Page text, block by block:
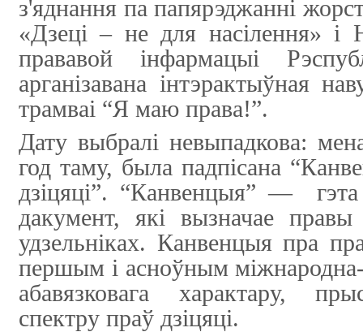
з'яднання па папярэджанні
«Дзеці – не для насілення» і
прававой інфармацыі
арганізавана інтэрактыўная
трамваі “Я маю права!”.
Дату выбралі невыпадкова:
год таму, была падпісана
дзіцяці”. “Канвенцыя” —
дакумент, які вызначае
удзельніках. Канвенцыя пра
першым і асноўным
абавязковага характару,
спектру праў дзіцяці.